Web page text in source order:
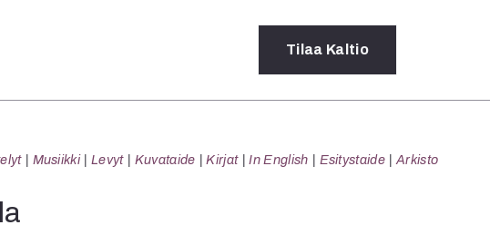
Tilaus ja
Tilaa Kaltio
Musiikki Levyt Kuvataide Kirjat In English Esitystaide Arkisto